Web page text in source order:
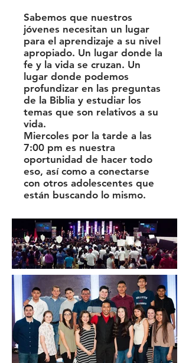
Sabemos que nuestros
jóvenes necesitan un lugar
para el aprendizaje a su nivel
apropiado. Un lugar donde la
fe y la vida se cruzan. Un
lugar donde podemos
profundizar en las preguntas
de la Biblia y estudiar los
temas que son relativos a su
vida.
Miercoles por la tarde a las
7:00 pm es nuestra
oportunidad de hacer todo
eso, así como a conectarse
con otros adolescentes que
están buscando lo mismo.